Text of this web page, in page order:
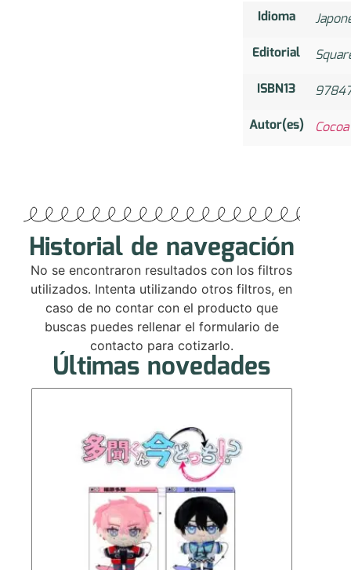
Idioma
Editorial
ISBN13
Autor(es)
Historial de navegación
No se encontraron resultados con los filtros
utilizados. Intenta utilizando otros filtros, en
caso de no contar con el producto que
buscas puedes rellenar el formulario de
contacto para cotizarlo.
Últimas novedades